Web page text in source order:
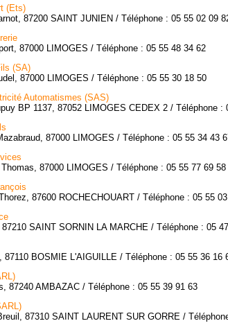
(Ets)
87200 SAINT JUNIEN / Téléphone : 05 55 02 09
87000 LIMOGES / Téléphone : 05 55 48 34 62
(SA)
87000 LIMOGES / Téléphone : 05 55 30 18 50
Automatismes (SAS)
BP 1137, 87052 LIMOGES CEDEX 2 / Téléphone :
87000 LIMOGES / Téléphone : 05 55 34 43
87000 LIMOGES / Téléphone : 05 55 77 69 58
87600 ROCHECHOUART / Téléphone : 05 55
87210 SAINT SORNIN LA MARCHE / Téléphone : 05
87110 BOSMIE L'AIGUILLE / Téléphone : 05 55 36 16
87240 AMBAZAC / Téléphone : 05 55 39 91 63
87310 SAINT LAURENT SUR GORRE /